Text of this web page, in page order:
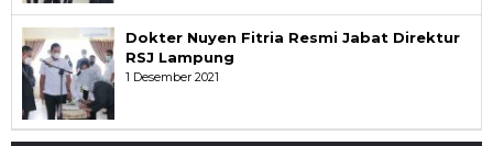
Dokter Nuyen Fitria Resmi Jabat Direktur
RSJ Lampung
1 Desember 2021